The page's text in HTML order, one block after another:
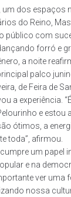
um dos espaços
do Reino,
público com
forró e
a noite
palco
de Feira de
a experiência.
e estou
ótimos, a
toda”, afirmou.
um papel
e na
ver uma
nossa